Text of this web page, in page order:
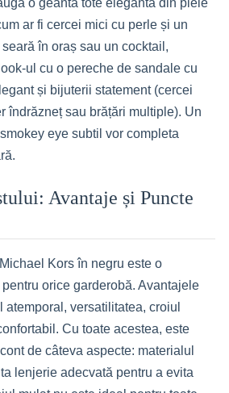
o geantă tote elegantă din piele
ar fi cercei mici cu perle și un
în oraș sau un cocktail,
ul cu o pereche de sandale cu
și bijuterii statement (cercei
îndrăzneț sau brățări multiple). Un
eye subtil vor completa
Avantaje și Puncte
Kors în negru este o
orice garderobă. Avantajele
versatilitatea, croiul
Cu toate acestea, este
de câteva aspecte: materialul
lenjerie adecvată pentru a evita